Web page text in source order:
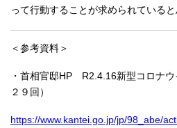
って行動することが求められていると
＜参考資料＞
・首相官邸HP R2.4.16新型コロナ
２９回）
https://www.kantei.go.jp/jp/98_abe/